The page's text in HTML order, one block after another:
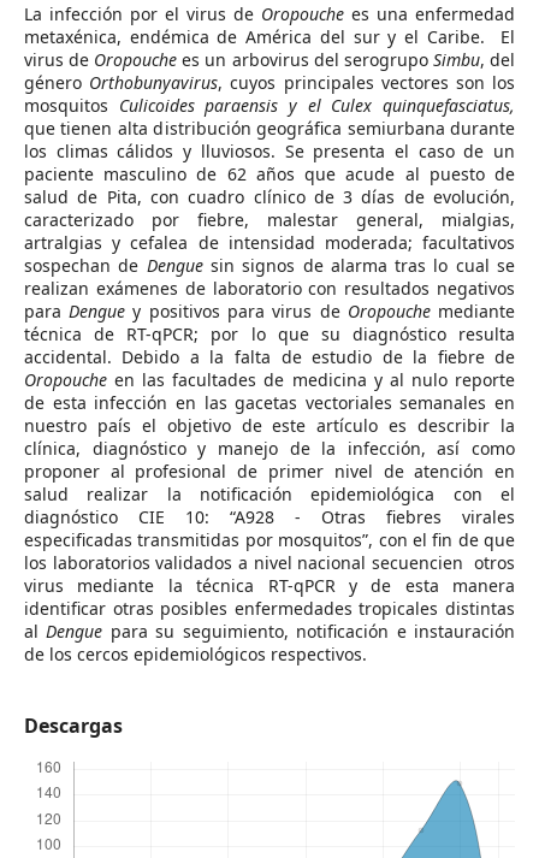
La infección por el virus de Oropouche es una enfermedad
metaxénica, endémica de América del sur y el Caribe. El
virus de Oropouche es un arbovirus del serogrupo Simbu, del
género Orthobunyavirus, cuyos principales vectores son los
mosquitos Culicoides paraensis y el Culex quinquefasciatus,
que tienen alta distribución geográfica semiurbana durante
los climas cálidos y lluviosos. Se presenta el caso de un
paciente masculino de 62 años que acude al puesto de
salud de Pita, con cuadro clínico de 3 días de evolución,
caracterizado por fiebre, malestar general, mialgias,
artralgias y cefalea de intensidad moderada; facultativos
sospechan de Denguesin signos de alarma tras lo cual se
realizan exámenes de laboratorio con resultados negativos
paraDengue y positivos para virus de Oropouchemediante
técnica de RT-qPCR; por lo que su diagnóstico resulta
accidental. Debido a la falta de estudio de la fiebre de
Oropoucheen las facultades de medicina y al nulo reporte
de esta infección en las gacetas vectoriales semanales en
nuestro país el objetivo de este artículo es describir la
clínica, diagnóstico y manejo de la infección, así como
proponer al profesional de primer nivel de atención en
salud realizar la notificación epidemiológica con el
diagnóstico CIE 10: “A928 - Otras fiebres virales
especificadas transmitidas por mosquitos”, con el fin de que
los laboratorios validados a nivel nacional secuencien otros
virus mediante la técnica RT-qPCR y de esta manera
identificar otras posibles enfermedades tropicales distintas
alDengue para su seguimiento, notificación e instauración
de los cercos epidemiológicos respectivos.
Descargas